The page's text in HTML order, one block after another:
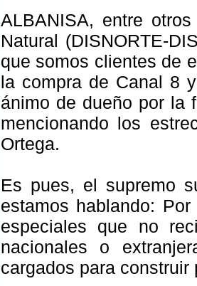
ALBANISA, entre
Natural (DISNORTE-
que somos clientes de
la compra de Canal 8
ánimo de dueño por la
mencionando los
Ortega.
Es pues, el supremo
estamos hablando:
especiales que no
nacionales o
cargados para